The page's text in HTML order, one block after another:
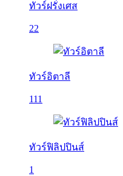
ทัวร์ฝรั่งเศส
22
ทัวร์อิตาลี
111
ทัวร์ฟิลิปปินส์
1